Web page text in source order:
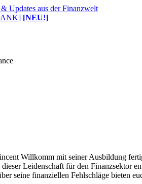
[NEU!]
Willkomm mit seiner Ausbildung
Leidenschaft für den Finanzsektor
seine finanziellen Fehlschläge bieten